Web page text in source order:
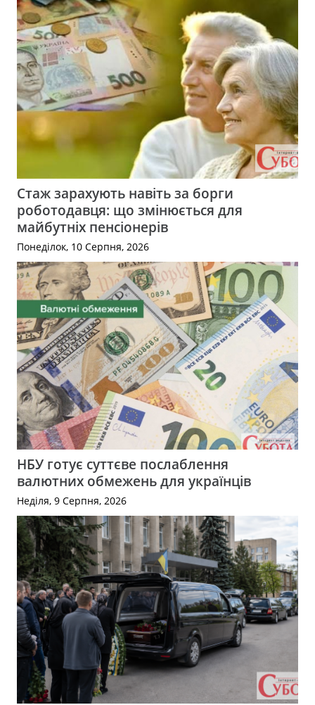
Стаж зарахують навіть за борги
роботодавця: що змінюється для
майбутніх пенсіонерів
Понеділок, 10 Серпня, 2026
НБУ готує суттєве послаблення
валютних обмежень для українців
Неділя, 9 Серпня, 2026